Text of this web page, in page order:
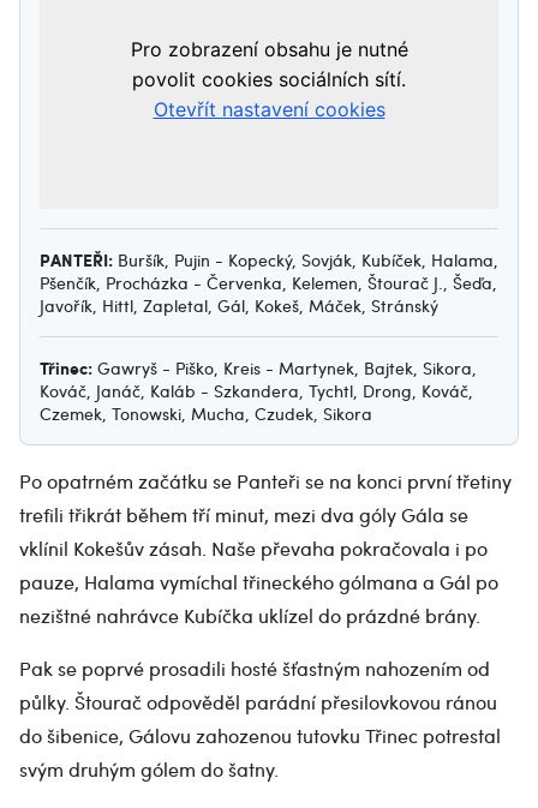
PANTEŘI: Buršík, Pujin - Kopecký, Sovják, Kubíček, Halama,
Pšenčík, Procházka - Červenka, Kelemen, Štourač J., Šeďa,
Javořík, Hittl, Zapletal, Gál, Kokeš, Máček, Stránský
Třinec: Gawryš - Piško, Kreis - Martynek, Bajtek, Sikora,
Kováč, Janáč, Kaláb - Szkandera, Tychtl, Drong, Kováč,
Czemek, Tonowski, Mucha, Czudek, Sikora
Po opatrném začátku se Panteři se na konci první třetiny
trefili třikrát během tří minut, mezi dva góly Gála se
vklínil Kokešův zásah. Naše převaha pokračovala i po
pauze, Halama vymíchal třineckého gólmana a Gál po
nezištné nahrávce Kubíčka uklízel do prázdné brány.
Pak se poprvé prosadili hosté šťastným nahozením od
půlky. Štourač odpověděl parádní přesilovkovou ránou
do šibenice, Gálovu zahozenou tutovku Třinec potrestal
svým druhým gólem do šatny.